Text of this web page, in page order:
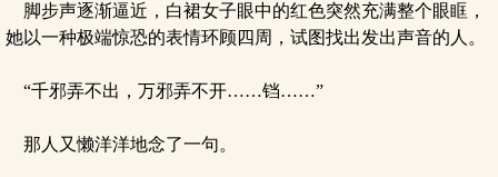
脚步声逐渐逼近，白裙女子眼中的红色突然充满整个眼眶，
她以一种极端惊恐的表情环顾四周，试图找出发出声音的人。
“千邪弄不出，万邪弄不开……铛……”
那人又懒洋洋地念了一句。